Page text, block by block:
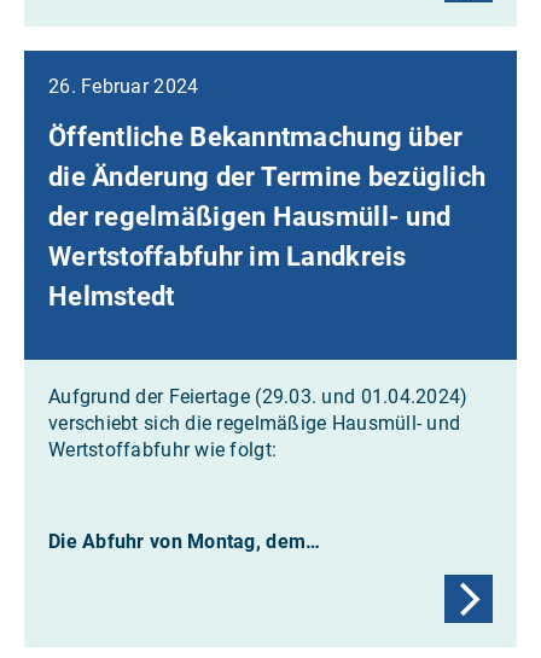
26. Februar 2024
Öffentliche Bekanntmachung über
die Änderung der Termine bezüglich
der regelmäßigen Hausmüll- und
Wertstoffabfuhr im Landkreis
Helmstedt
Aufgrund der Feiertage (29.03. und 01.04.2024)
verschiebt sich die regelmäßige Hausmüll- und
Wertstoffabfuhr wie folgt:
Die Abfuhr von Montag, dem…